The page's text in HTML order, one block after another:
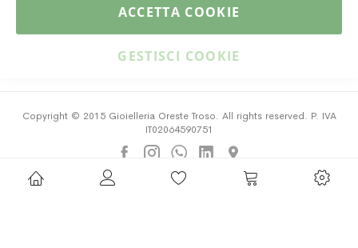
Copyright © 2015 Gioielleria Oreste Troso. All rights reserved. P. IVA
IT02064590751
Privacy Policy Cookie Policy
ACCETTA COOKIE
GESTISCI COOKIE